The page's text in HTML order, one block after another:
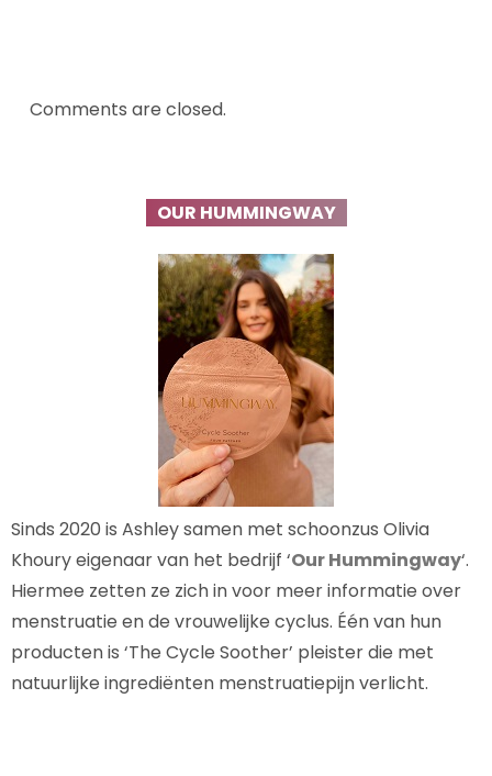
Comments are closed.
OUR HUMMINGWAY
Sinds 2020 is Ashley samen met schoonzus Olivia
Khoury eigenaar van het bedrijf ‘Our Hummingway‘.
Hiermee zetten ze zich in voor meer informatie over
menstruatie en de vrouwelijke cyclus. Één van hun
producten is ‘The Cycle Soother’ pleister die met
natuurlijke ingrediënten menstruatiepijn verlicht.